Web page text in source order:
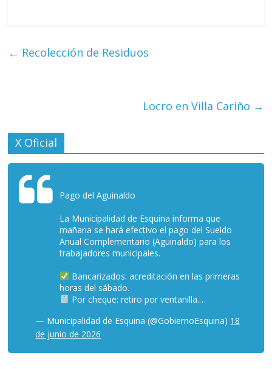
← Recolección de Residuos
Locro en Villa Cariño →
X Oficial
Pago del Aguinaldo
La Municipalidad de Esquina informa que
mañana se hará efectivo el pago del Sueldo
Anual Complementario (Aguinaldo) para los
trabajadores municipales.
Bancarizados: acreditación en las primeras
horas del sábado.
Por cheque: retiro por ventanilla.…
— Municipalidad de Esquina (@GobiernoEsquina) 18
de junio de 2026